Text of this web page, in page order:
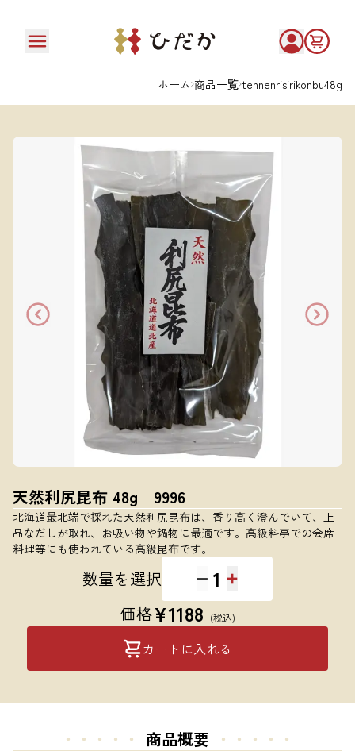
ホーム 商品一覧 tennenrisirikonbu48g
天然利尻昆布 48g 9996
北海道最北端で採れた天然利尻昆布は、香り高く澄んでいて、上
品なだしが取れ、お吸い物や鍋物に最適です。高級料亭での会席
料理等にも使われている高級昆布です。
数量を選択 1
価格¥1188 (税込)
カートに入れる
・・・・・ 商品概要 ・・・・・